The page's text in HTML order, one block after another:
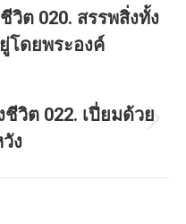
วิต 020. สรรพสิ่งทั้ง
โดยพระองค์
วิต 022. เปี่ยมด้วย
ง